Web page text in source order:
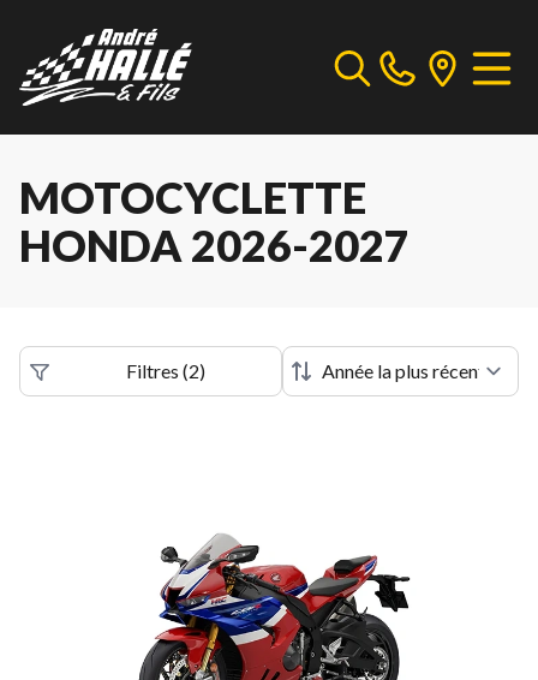
MOTOCYCLETTE
HONDA 2026-2027
Filtres (2)